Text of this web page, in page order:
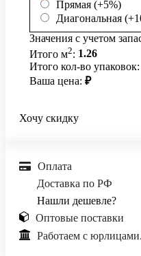
Прямая (+5%)
Диагональная
Значения с учетом
Итого м2: 1.26
Итого кол-во упаковок:
Ваша цена: ₽
Хочу скидку
Оплата
Доставка по РФ
Нашли дешевле?
Оптовые поставки
Работаем с